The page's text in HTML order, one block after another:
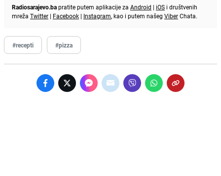
Radiosarajevo.bapratite putem aplikacije za Android | iOS i društvenih
mreža Twitter | Facebook | Instagram, kao i putem našeg ViberChata.
#recepti #pizza